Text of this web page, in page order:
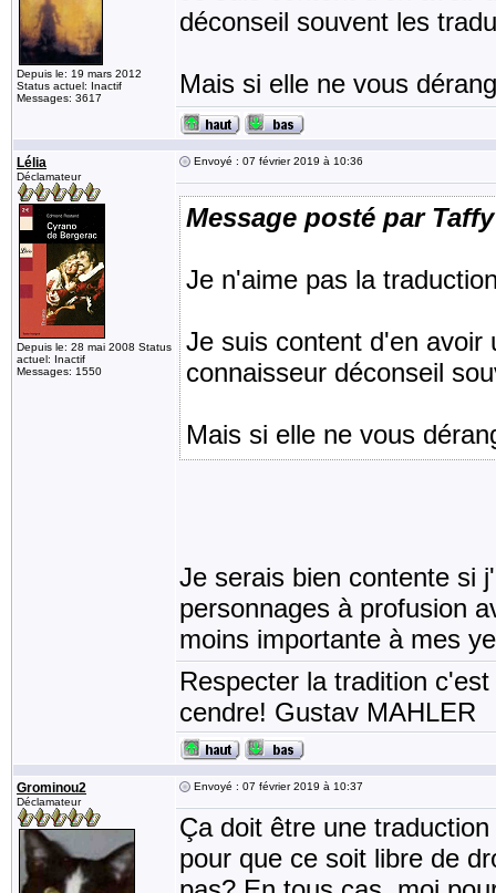
Depuis le: 19 mars 2012
Status actuel: Inactif
Messages: 3617
déconseil souvent les
Mais si elle ne vous
Lélia
Déclamateur
Depuis le: 28 mai 2008 Status
actuel: Inactif
Messages: 1550
Envoyé : 07 février 2019 à 10:36
Message posté par Taffy
Je n'aime pas la
Je suis content d'en avoir
connaisseur déconseil
Mais si elle ne vous
Je serais bien contente si
personnages à profusion
moins importante à mes
Respecter la tradition
cendre! Gustav MAHLER
Grominou2
Déclamateur
Envoyé : 07 février 2019 à 10:37
Ça doit être une
pour que ce soit libre de